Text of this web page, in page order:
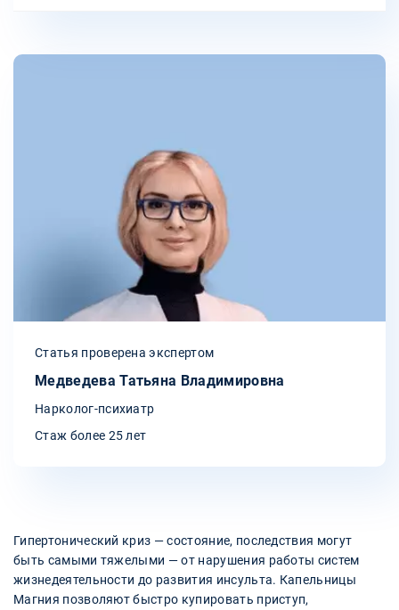
Статья проверена экспертом
Медведева Татьяна Владимировна
Нарколог-психиатр
Стаж более 25 лет
Гипертонический криз — состояние, последствия могут
быть самыми тяжелыми — от нарушения работы систем
жизнедеятельности до развития инсульта. Капельницы
Магния позволяют быстро купировать приступ,